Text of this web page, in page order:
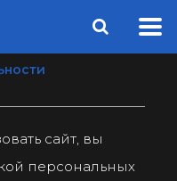
сайт, вы
персональных